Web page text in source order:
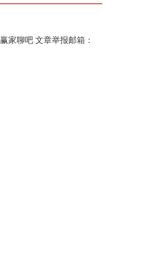
赢家聊吧 文章举报邮箱：